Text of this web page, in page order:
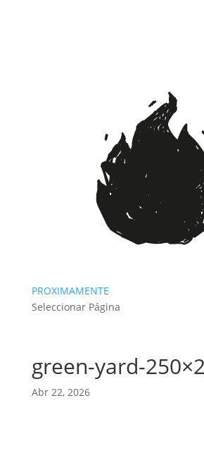
PROXIMAMENTE
Seleccionar Página
green-yard-
Abr 22, 2026